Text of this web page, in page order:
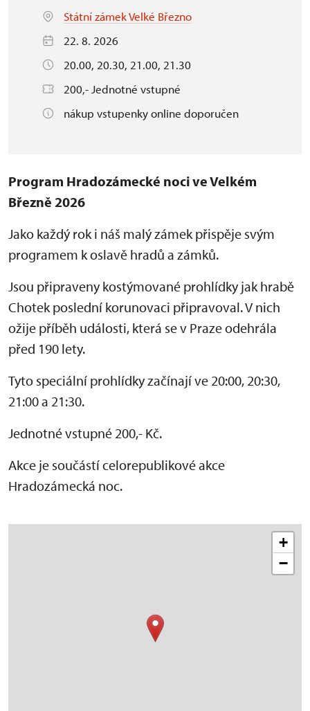
Státní zámek Velké Březno
22. 8. 2026
20.00, 20.30, 21.00, 21.30
200,- Jednotné vstupné
nákup vstupenky online doporučen
Program Hradozámecké noci ve Velkém
Březně 2026
Jako každý rok i náš malý zámek přispěje svým
programem k oslavě hradů a zámků.
Jsou připraveny kostýmované prohlídky jak hrabě
Chotek poslední korunovaci připravoval. V nich
ožije příběh události, která se v Praze odehrála
před 190 lety.
Tyto speciální prohlídky začínají ve 20:00, 20:30,
21:00 a 21:30.
Jednotné vstupné 200,- Kč.
Akce je součástí celorepublikové akce
Hradozámecká noc.
+
−